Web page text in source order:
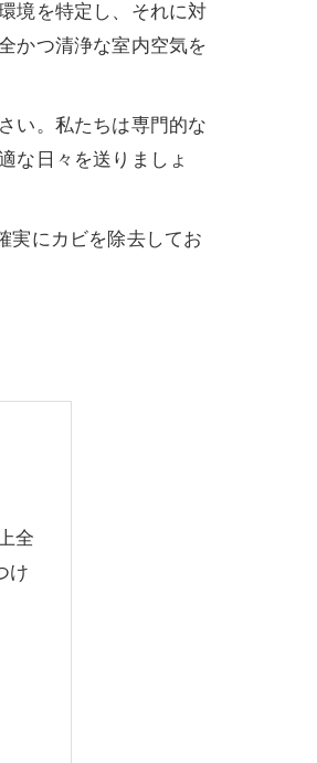
境を特定し、それに対
かつ清浄な室内空気を
い。私たちは専門的な
な日々を送りましょ
実にカビを除去してお
全
け